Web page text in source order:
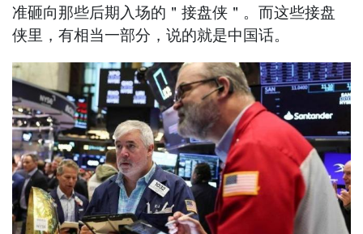
准砸向那些后期入场的＂接盘侠＂。而这些接盘
侠里，有相当一部分，说的就是中国话。